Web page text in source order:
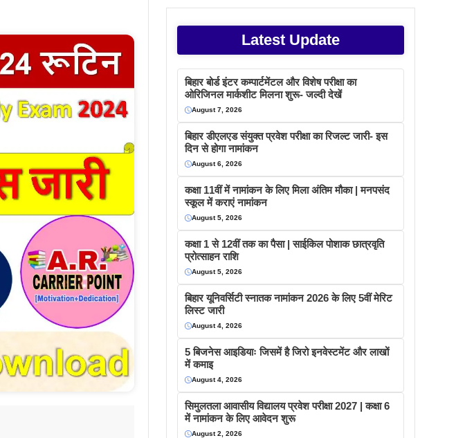
Latest Update
बिहार बोर्ड इंटर कम्पार्टमेंटल और विशेष परीक्षा का
ओरिजिनल मार्कशीट मिलना शुरू- जल्दी देखें
August 7, 2026
बिहार डीएलएड संयुक्त प्रवेश परीक्षा का रिजल्ट जारी- इस
दिन से होगा नामांकन
August 6, 2026
कक्षा 11वीं में नामांकन के लिए मिला अंतिम मौका | मनपसंद
स्कूल में कराएं नामांकन
August 5, 2026
कक्षा 1 से 12वीं तक का पैसा | साईकिल पोशाक छात्रवृति
प्रोत्साहन राशि
August 5, 2026
बिहार यूनिवर्सिटी स्नातक नामांकन 2026 के लिए 5वीं मेरिट
लिस्ट जारी
August 4, 2026
5 बिजनेस आइडियाः जिसमें है जिरो इनवेस्टमेंट और लाखों
में कमाइ
August 4, 2026
सिमुलतला आवासीय विद्यालय प्रवेश परीक्षा 2027 | कक्षा 6
में नामांकन के लिए आवेदन शुरू
August 2, 2026